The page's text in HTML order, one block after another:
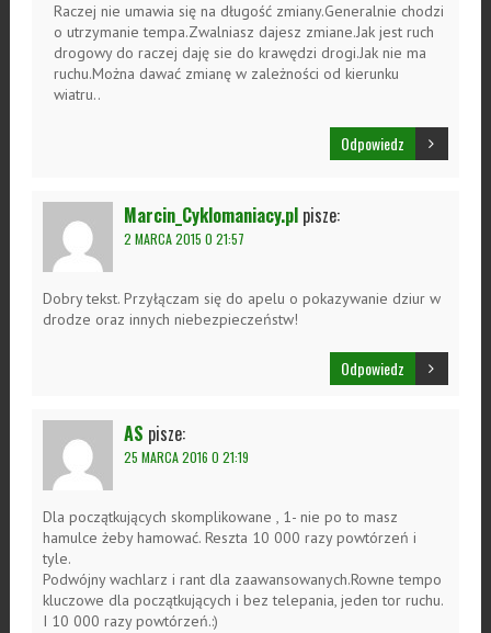
Raczej nie umawia się na długość zmiany.Generalnie chodzi
o utrzymanie tempa.Zwalniasz dajesz zmiane.Jak jest ruch
drogowy do raczej daję sie do krawędzi drogi.Jak nie ma
ruchu.Można dawać zmianę w zależności od kierunku
wiatru..
Odpowiedz
Marcin_Cyklomaniacy.pl pisze:
2 MARCA 2015 O 21:57
Dobry tekst. Przyłączam się do apelu o pokazywanie dziur w
drodze oraz innych niebezpieczeństw!
Odpowiedz
AS pisze:
25 MARCA 2016 O 21:19
Dla początkujących skomplikowane , 1- nie po to masz
hamulce żeby hamować. Reszta 10 000 razy powtórzeń i
tyle.
Podwójny wachlarz i rant dla zaawansowanych.Rowne tempo
kluczowe dla początkujących i bez telepania, jeden tor ruchu.
I 10 000 razy powtórzeń.:)